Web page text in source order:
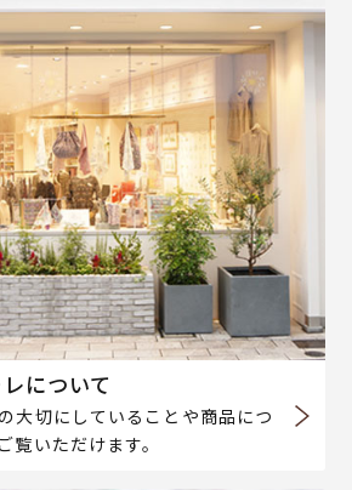
について
大切にしていることや商品につ
覧いただけます。